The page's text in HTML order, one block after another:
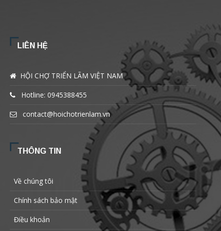
LIÊN HỆ
HỘI CHỢ TRIỂN LÃM VIỆT NAM
Hotline: 0945388455
contact@hoichotrienlam.vn
THÔNG TIN
Về chúng tôi
Chính sách bảo mật
Điều khoản